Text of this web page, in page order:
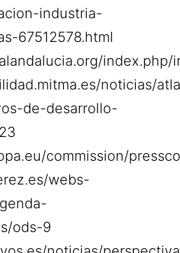
industria-
67512578.html
index.php/
noticias/
de-desarrollo-
commission/
webs-
ods-9